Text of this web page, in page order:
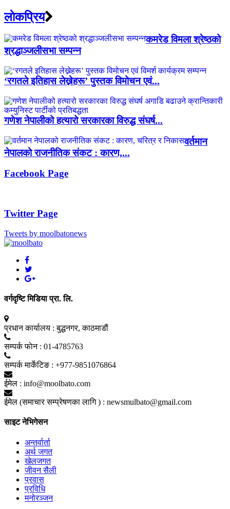
लाेकप्रिय
कमरेड विमला श्रेष्ठको
श्रद्धाञ्जलीसभा सम्पन्न
‘रगतले इतिहास लेख्नेहरू’ पुस्तक विमोचन एवं...
गणेश नेपालीको हत्यारो सरकारका विरुद्ध संघर्ष...
वर्तमान
नेपालको राजनीतिक संकट : कारण,...
Facebook Page
Twitter Page
Tweets by moolbatonews
वर्गदृष्टि मिडिया प्रा. लि.
प्रधान कार्यालय : बुद्धनगर, काठमाडाैं
सम्पर्क फाेन : 01-4785763
सम्पर्क मार्केटिङ : +977-9851076864
ईमेल : info@moolbato.com
ईमेल (समाचार सम्प्रेषणका लागि ) : newsmulbato@gmail.com
साइट नेभिगेसन
अन्तर्वार्ता
अर्थ जगत
खेलजगत
जीवन सैली
प्रवास
प्रविधि
मनोरञ्जन